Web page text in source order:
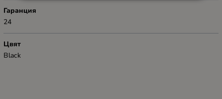
Гаранция
24
Цвят
Black